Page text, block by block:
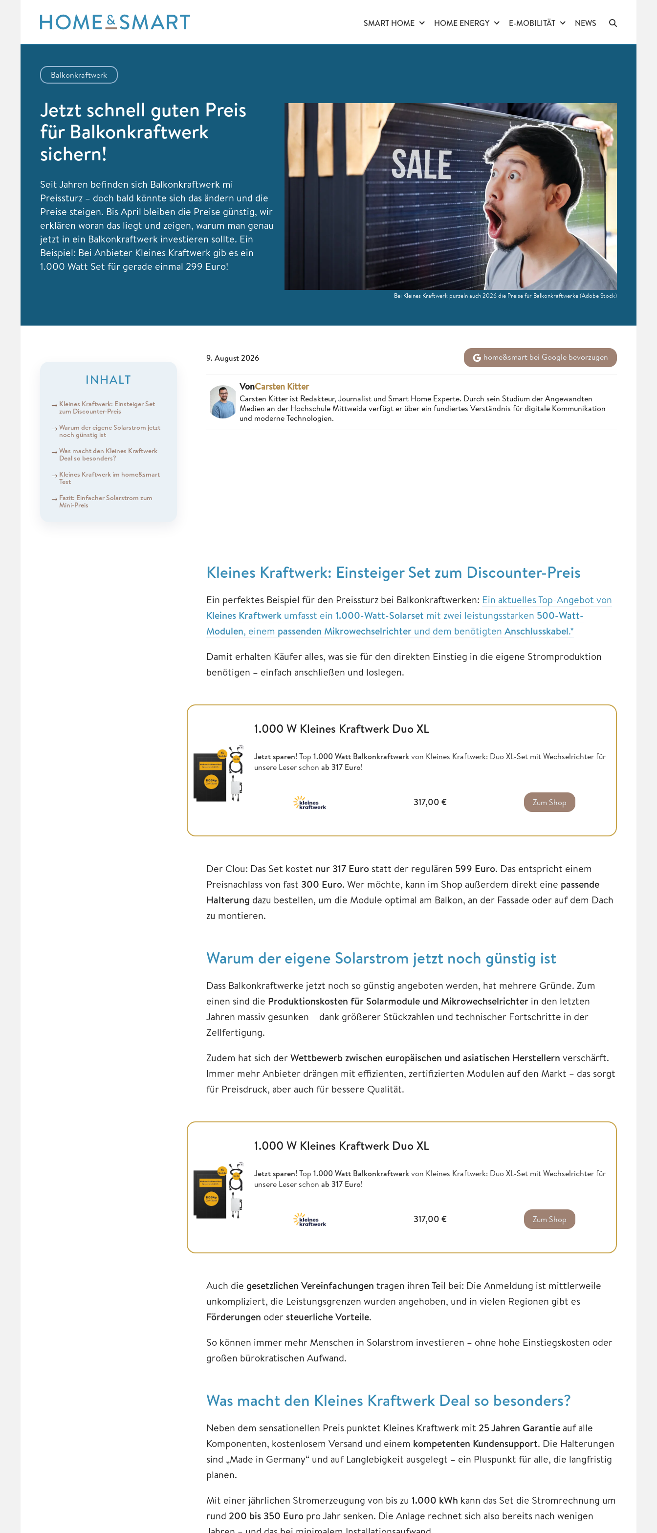
content
SMART HOME HOME ENERGY E-MOBILITÄT NEWS
Balkonkraftwerk
Jetzt schnell guten Preis
für Balkonkraftwerk
sichern!
Seit Jahren befinden sich Balkonkraftwerk mi
Preissturz – doch bald könnte sich das ändern und die
Preise steigen. Bis April bleiben die Preise günstig, wir
erklären woran das liegt und zeigen, warum man genau
jetzt in ein Balkonkraftwerk investieren sollte. Ein
Beispiel: Bei Anbieter Kleines Kraftwerk gib es ein
1.000 Watt Set für gerade einmal 299 Euro!
Bei Kleines Kraftwerk purzeln auch 2026 die Preise für Balkonkraftwerke(Adobe Stock)
INHALT
Kleines Kraftwerk: Einsteiger Set
zum Discounter-Preis
Warum der eigene Solarstrom jetzt
noch günstig ist
Was macht den Kleines Kraftwerk
Deal so besonders?
Kleines Kraftwerk im home&smart
Test
Fazit: Einfacher Solarstrom zum
Mini-Preis
9. August 2026 home&smart bei Google bevorzugen
VonCarsten Kitter
Carsten Kitter ist Redakteur, Journalist und Smart Home Experte. Durch sein Studium der Angewandten
Medien an der Hochschule Mittweida verfügt er über ein fundiertes Verständnis für digitale Kommunikation
und moderne Technologien.
Kleines Kraftwerk: Einsteiger Set zum Discounter-Preis
Ein perfektes Beispiel für den Preissturz bei Balkonkraftwerken: Ein aktuelles Top-Angebot von
Kleines Kraftwerk umfasst ein 1.000-Watt-Solarset mit zwei leistungsstarken 500-Watt-
Modulen, einem passenden Mikrowechselrichter und dem benötigten Anschlusskabel.*
Damit erhalten Käufer alles, was sie für den direkten Einstieg in die eigene Stromproduktion
benötigen – einfach anschließen und loslegen.
1.000 W Kleines Kraftwerk Duo XL
Jetzt sparen! Top 1.000 Watt Balkonkraftwerkvon Kleines Kraftwerk: Duo XL-Set mit Wechselrichter für
unsere Leser schon ab 317 Euro!
317,00 € Zum Shop
Der Clou: Das Set kostet nur 317 Euro statt der regulären 599 Euro. Das entspricht einem
Preisnachlass von fast 300 Euro. Wer möchte, kann im Shop außerdem direkt eine passende
Halterung dazu bestellen, um die Module optimal am Balkon, an der Fassade oder auf dem Dach
zu montieren.
Warum der eigene Solarstrom jetzt noch günstig ist
Dass Balkonkraftwerke jetzt noch so günstig angeboten werden, hat mehrere Gründe. Zum
einen sind die Produktionskosten für Solarmodule und Mikrowechselrichter in den letzten
Jahren massiv gesunken – dank größerer Stückzahlen und technischer Fortschritte in der
Zellfertigung.
Zudem hat sich derWettbewerb zwischen europäischen und asiatischen Herstellern verschärft.
Immer mehr Anbieter drängen mit effizienten, zertifizierten Modulen auf den Markt – das sorgt
für Preisdruck, aber auch für bessere Qualität.
1.000 W Kleines Kraftwerk Duo XL
Jetzt sparen! Top 1.000 Watt Balkonkraftwerkvon Kleines Kraftwerk: Duo XL-Set mit Wechselrichter für
unsere Leser schon ab 317 Euro!
317,00 € Zum Shop
Auch die gesetzlichen Vereinfachungen tragen ihren Teil bei: Die Anmeldung ist mittlerweile
unkompliziert, die Leistungsgrenzen wurden angehoben, und in vielen Regionen gibt es
Förderungen oder steuerliche Vorteile.
So können immer mehr Menschen in Solarstrom investieren – ohne hohe Einstiegskosten oder
großen bürokratischen Aufwand.
Was macht den Kleines Kraftwerk Deal so besonders?
Neben dem sensationellen Preis punktet Kleines Kraftwerk mit 25 Jahren Garantie auf alle
Komponenten, kostenlosem Versand und einem kompetenten Kundensupport. Die Halterungen
sind „Made in Germany“ und auf Langlebigkeit ausgelegt – ein Pluspunkt für alle, die langfristig
planen.
Mit einer jährlichen Stromerzeugung von bis zu 1.000 kWh kann das Set die Stromrechnung um
rund 200 bis 350 Euro pro Jahr senken. Die Anlage rechnet sich also bereits nach wenigen